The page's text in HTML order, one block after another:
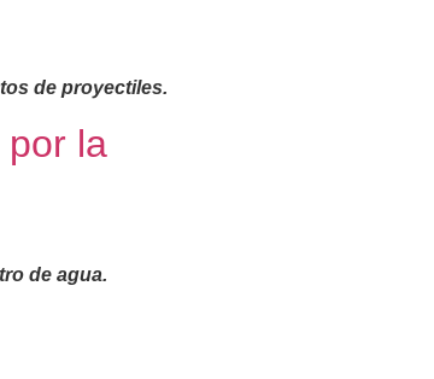
de proyectiles.
por la
de agua.